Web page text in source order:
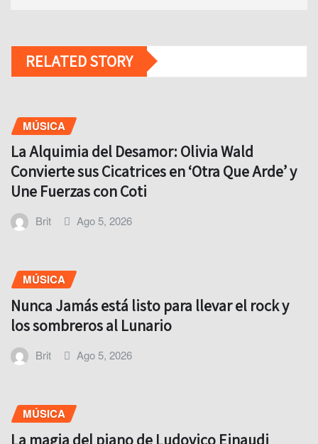
RELATED STORY
MÚSICA
La Alquimia del Desamor: Olivia Wald
Convierte sus Cicatrices en ‘Otra Que Arde’ y
Une Fuerzas con Coti
Brit Ago 5, 2026
MÚSICA
Nunca Jamás está listo para llevar el rock y
los sombreros al Lunario
Brit Ago 5, 2026
MÚSICA
La magia del piano de Ludovico Einaudi